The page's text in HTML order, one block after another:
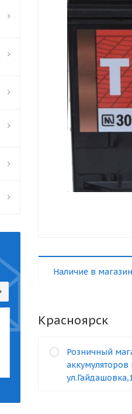
Наличие в
Красноярск
Розничный
аккумуляторов